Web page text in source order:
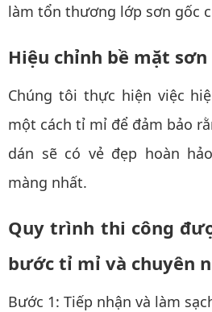
làm tổn thương lớp sơn gốc
Hiệu chỉnh bề mặt
Chúng tôi thực hiện việc
một cách tỉ mỉ để đảm bảo
dán sẽ có vẻ đẹp hoàn
màng nhất.
Quy trình thi công
bước tỉ mỉ và chuyên
Bước 1: Tiếp nhận và làm